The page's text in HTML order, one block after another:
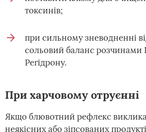
токсинів;
при сильному зневодненні
сольовий баланс розчинами
Регідрону.
При харчовому отруєнні
Якщо блювотний рефлекс
неякісних або зіпсованих